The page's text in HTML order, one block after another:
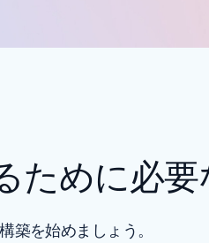
ために必
築を始めましょう。